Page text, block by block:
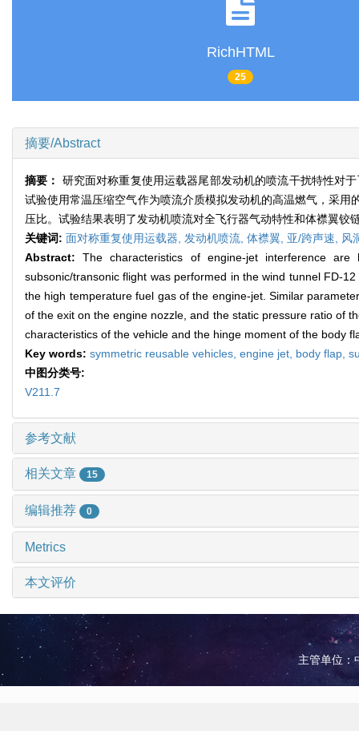
RichHTML
25
摘要/Abstract
摘要： 研究面对称重复使用运载器尾部发动机的喷流干扰特性对
试验使用常温压缩空气作为喷流介质模拟发动机的高温燃气，采
压比。试验结果表明了发动机喷流对全飞行器气动特性和体襟翼
关键词: 面对称重复使用运载器, 发动机喷流, 体襟翼, 亚/跨声速, 风
Abstract:The characteristics of engine-jet interference
subsonic/transonic flight was performed in the wind tunnel FD-
the high temperature fuel gas of the engine-jet. Similar
of the exit on the engine nozzle, and the static pressure ratio of
characteristics of the vehicle and the hinge moment of the body
Key words: symmetric reusable vehicles, engine jet, body flap,
中图分类号:
V211.7
参考文献
相关文章 15
编辑推荐 0
Metrics
本文评价
主管单位：